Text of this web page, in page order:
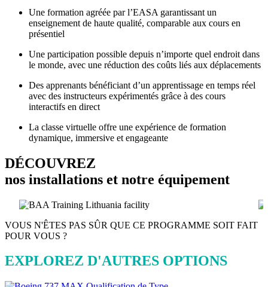
Une formation agréée par l’EASA garantissant un
enseignement de haute qualité, comparable aux cours en
présentiel
Une participation possible depuis n’importe quel endroit dans
le monde, avec une réduction des coûts liés aux déplacements
Des apprenants bénéficiant d’un apprentissage en temps réel
avec des instructeurs expérimentés grâce à des cours
interactifs en direct
La classe virtuelle offre une expérience de formation
dynamique, immersive et engageante
DÉCOUVREZ
nos installations et notre équipement
VOUS N'ÊTES PAS SÛR QUE CE PROGRAMME SOIT FAIT
POUR VOUS ?
EXPLOREZ D'AUTRES OPTIONS